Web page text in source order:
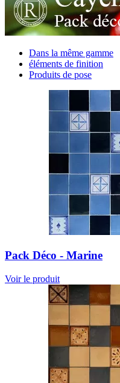
Dans la même gamme
éléments de finition
Produits de pose
Pack Déco - Marine
Voir le produit